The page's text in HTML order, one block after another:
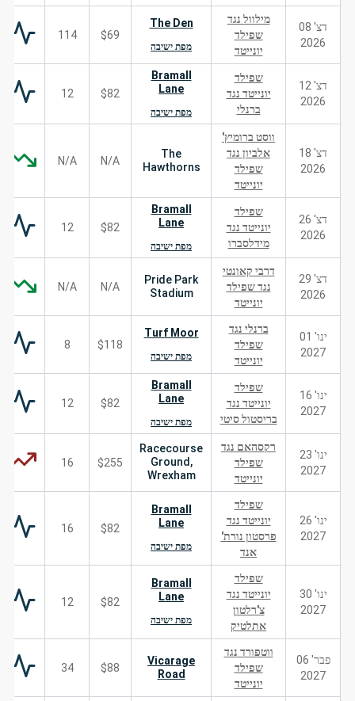
דצ' 08
2026
מילוול נגד
שפילד
יונייטד
The Den
מפת ישיבה
$69
114
דצ' 12
2026
שפילד
יונייטד נגד
ברנלי
Bramall
Lane
מפת ישיבה
$82
12
דצ' 18
2026
ווסט ברומיץ'
אלביון נגד
שפילד
יונייטד
The
Hawthorns
N/A
N/A
דצ' 26
2026
שפילד
יונייטד נגד
מידלסברו
Bramall
Lane
מפת ישיבה
$82
12
דצ' 29
2026
דרבי קאונטי
נגד שפילד
יונייטד
Pride Park
Stadium
N/A
N/A
ינו' 01
2027
ברנלי נגד
שפילד
יונייטד
Turf Moor
מפת ישיבה
$118
8
ינו' 16
2027
שפילד
יונייטד נגד
בריסטול סיטי
Bramall
Lane
מפת ישיבה
$82
12
ינו' 23
2027
רקסהאם נגד
שפילד
יונייטד
Racecourse
Ground,
Wrexham
$255
16
ינו' 26
2027
שפילד
יונייטד נגד
פרסטון נורת'
אנד
Bramall
Lane
מפת ישיבה
$82
16
ינו' 30
2027
שפילד
יונייטד נגד
צ'רלטון
אתלטיק
Bramall
Lane
מפת ישיבה
$82
12
פבר' 06
2027
ווטפורד נגד
שפילד
יונייטד
Vicarage
Road
$88
34